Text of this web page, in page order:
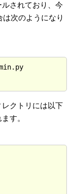
されており、今
は次のようになり
クトリには以下
す。